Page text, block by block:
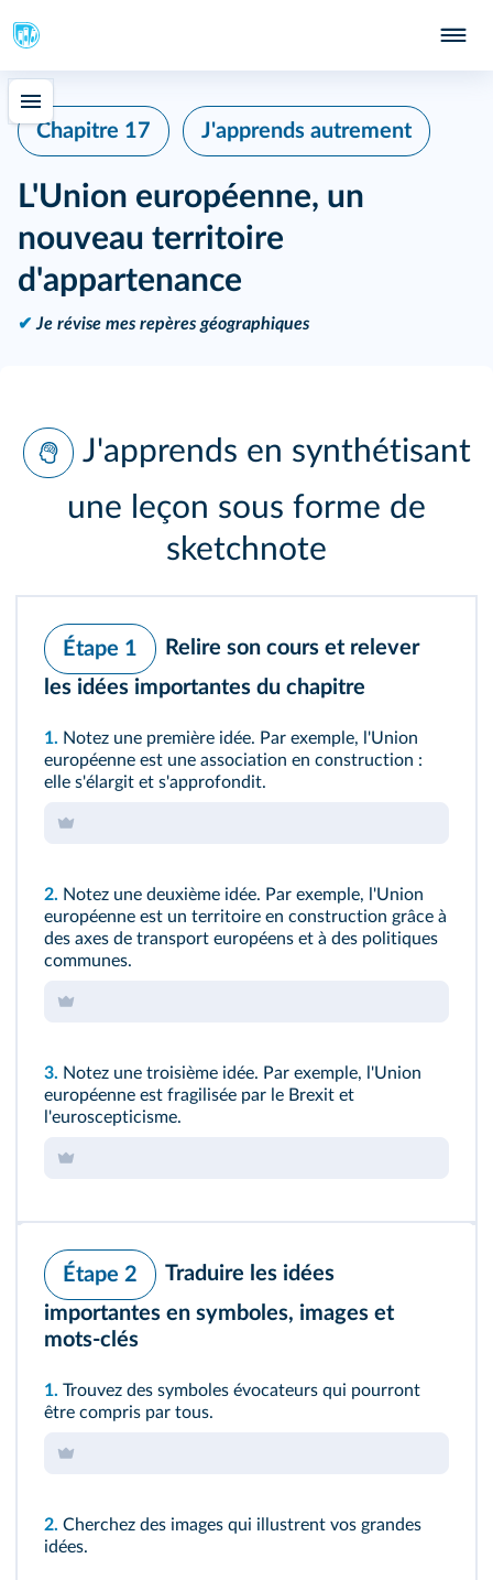
Chapitre 17 J'apprends autrement
L'Union européenne, un
nouveau territoire
d'appartenance
✔ Je révise mes repères géographiques
J'apprends en synthétisant
une leçon sous forme de
sketchnote
Étape 1
Relire son cours et relever
les idées importantes du chapitre
1. Notez une première idée. Par exemple, l'Union
européenne est une association en construction :
elle s'élargit et s'approfondit.
2. Notez une deuxième idée. Par exemple, l'Union
européenne est un territoire en construction grâce à
des axes de transport européens et à des politiques
communes.
3. Notez une troisième idée. Par exemple, l'Union
européenne est fragilisée par le Brexit et
l'euroscepticisme.
Étape 2
Traduire les idées
importantes en symboles, images et
mots-clés
1. Trouvez des symboles évocateurs qui pourront
être compris par tous.
2. Cherchez des images qui illustrent vos grandes
idées.